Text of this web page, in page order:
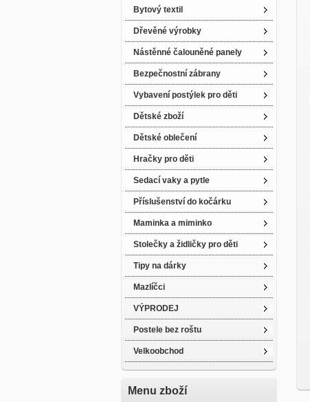
Bytový textil
Dřevěné výrobky
Nástěnné čalouněné panely
Bezpečnostní zábrany
Vybavení postýlek pro děti
Dětské zboží
Dětské oblečení
Hračky pro děti
Sedací vaky a pytle
Příslušenství do kočárku
Maminka a miminko
Stolečky a židličky pro děti
Tipy na dárky
Mazlíčci
VÝPRODEJ
Postele bez roštu
Velkoobchod
Menu zboží